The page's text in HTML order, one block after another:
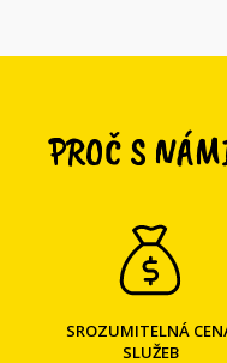
PROČ S
SROZUMITELNÁ
SLUŽEB